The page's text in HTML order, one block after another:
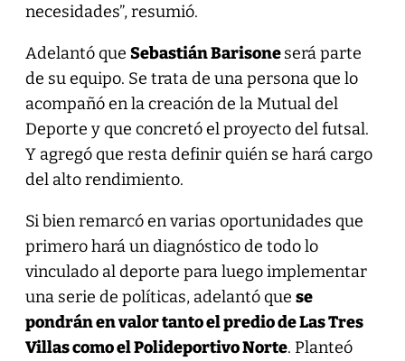
necesidades”, resumió.
Adelantó que Sebastián Barisoneserá parte
de su equipo. Se trata de una persona que lo
acompañó en la creación de la Mutual del
Deporte y que concretó el proyecto del futsal.
Y agregó que resta definir quién se hará cargo
del alto rendimiento.
Si bien remarcó en varias oportunidades que
primero hará un diagnóstico de todo lo
vinculado al deporte para luego implementar
una serie de políticas, adelantó que se
pondrán en valor tanto el predio de Las Tres
Villas como el Polideportivo Norte. Planteó